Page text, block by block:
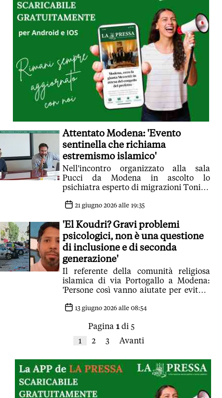
Attentato Modena: 'Evento
sentinella che richiama
estremismo islamico'
Nell'incontro organizzato alla sala
Pucci da Modena in ascolto lo
psichiatra esperto di migrazioni Tonino
islamica Bergoglio, forniscono la
la salute mentale sia per la sicurezza
21 giugno 2026 alle 19:35
'El Koudri? Gravi problemi
psicologici, non è una questione
di inclusione e di seconda
generazione'
Il referente della comunità religiosa
islamica di via Portogallo a Modena:
'Persone così vanno aiutate per evitare
13 giugno 2026 alle 08:54
Pagina 1di 5
1
2 3 Avanti